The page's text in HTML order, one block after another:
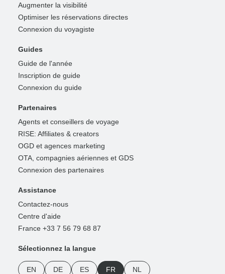
Augmenter la visibilité
Optimiser les réservations directes
Connexion du voyagiste
Guides
Guide de l'année
Inscription de guide
Connexion du guide
Partenaires
Agents et conseillers de voyage
RISE: Affiliates & creators
OGD et agences marketing
OTA, compagnies aériennes et GDS
Connexion des partenaires
Assistance
Contactez-nous
Centre d'aide
France +33 7 56 79 68 87
Sélectionnez la langue
EN DE ES FR NL